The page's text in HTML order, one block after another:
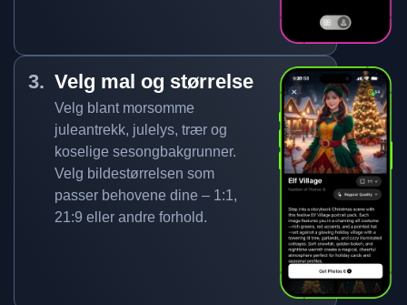
Velg mal og størrelse
Velg blant morsomme
juleantrekk, julelys, trær og
koselige sesongbakgrunner.
Velg bildestørrelsen som
passer behovene dine – 1:1,
21:9 eller andre forhold.